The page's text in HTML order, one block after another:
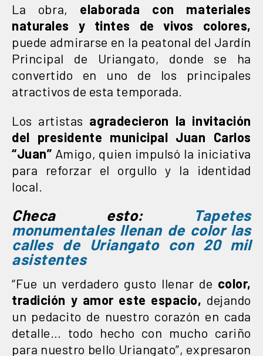
La obra, elaborada con materiales
naturales y tintes de vivos colores,
puede admirarse en la peatonal del Jardín
Principal de Uriangato, donde se ha
convertido en uno de los principales
atractivos de esta temporada.
Los artistas agradecieron la invitación
del presidente municipal Juan Carlos
“Juan” Amigo, quien impulsó la iniciativa
para reforzar el orgullo y la identidad
local.
Checa esto:
Tapetes
monumentales llenan de color las
calles de Uriangato con 20 mil
asistentes
“Fue un verdadero gusto llenar de color,
tradición y amor este espacio, dejando
un pedacito de nuestro corazón en cada
detalle… todo hecho con mucho cariño
para nuestro bello Uriangato”, expresaron